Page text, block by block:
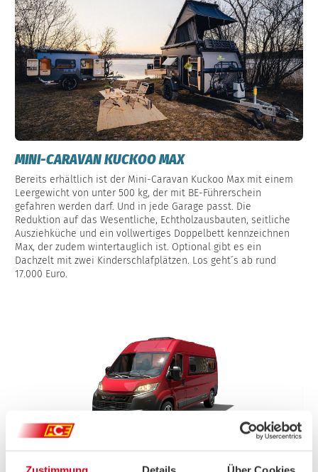
MINI-CARAVAN KUCKOO MAX
Bereits erhältlich ist der Mini-Caravan Kuckoo Max mit einem
Leergewicht von unter 500 kg, der mit BE-Führerschein
gefahren werden darf. Und in jede Garage passt. Die
Reduktion auf das Wesentliche, Echtholzausbauten, seitliche
Ausziehküche und ein vollwertiges Doppelbett kennzeichnen
Max, der zudem wintertauglich ist. Optional gibt es ein
Dachzelt mit zwei Kinderschlafplätzen. Los geht´s ab rund
17.000 Euro.